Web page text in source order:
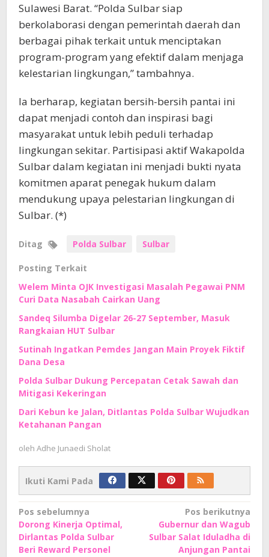
Sulawesi Barat. “Polda Sulbar siap
berkolaborasi dengan pemerintah daerah dan
berbagai pihak terkait untuk menciptakan
program-program yang efektif dalam menjaga
kelestarian lingkungan,” tambahnya.
Ia berharap, kegiatan bersih-bersih pantai ini
dapat menjadi contoh dan inspirasi bagi
masyarakat untuk lebih peduli terhadap
lingkungan sekitar. Partisipasi aktif Wakapolda
Sulbar dalam kegiatan ini menjadi bukti nyata
komitmen aparat penegak hukum dalam
mendukung upaya pelestarian lingkungan di
Sulbar. (*)
Ditag Polda Sulbar Sulbar
Posting Terkait
Welem Minta OJK Investigasi Masalah Pegawai PNM
Curi Data Nasabah Cairkan Uang
Sandeq Silumba Digelar 26-27 September, Masuk
Rangkaian HUT Sulbar
Sutinah Ingatkan Pemdes Jangan Main Proyek Fiktif
Dana Desa
Polda Sulbar Dukung Percepatan Cetak Sawah dan
Mitigasi Kekeringan
Dari Kebun ke Jalan, Ditlantas Polda Sulbar Wujudkan
Ketahanan Pangan
oleh Adhe Junaedi Sholat
Ikuti Kami Pada
Navigasi
pos
Pos sebelumnya
Dorong Kinerja Optimal,
Dirlantas Polda Sulbar
Beri Reward Personel
Pos berikutnya
Gubernur dan Wagub
Sulbar Salat Iduladha di
Anjungan Pantai